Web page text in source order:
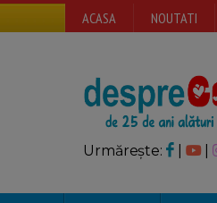
ACASA NOUTATI
Urmărește: |